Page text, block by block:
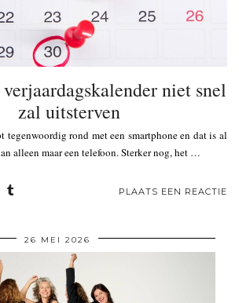
niet snel
zal uitsterven
tegenwoordig rond met een smartphone en dat is al
alleen maar een telefoon. Sterker nog, het …
PLAATS EEN REACTIE
26 MEI 2026